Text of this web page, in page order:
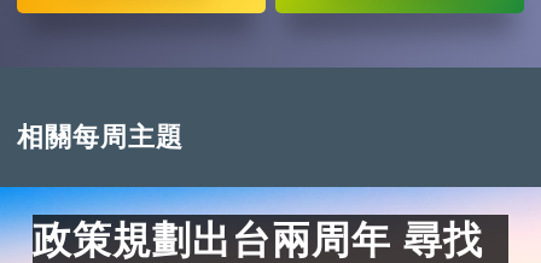
相關每周主題
政策規劃出台兩周年 尋找